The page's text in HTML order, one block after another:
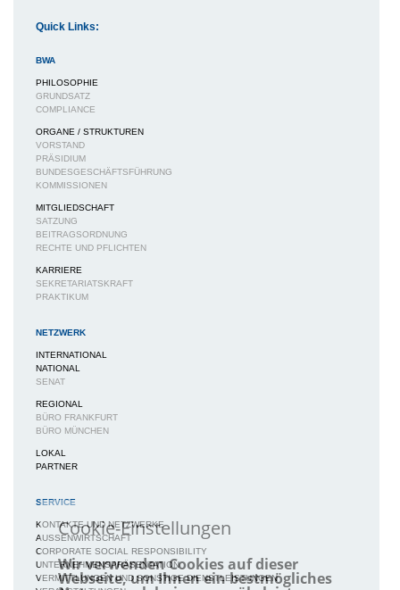
Quick Links:
BWA
PHILOSOPHIE
GRUNDSATZ
COMPLIANCE
ORGANE / STRUKTUREN
VORSTAND
PRÄSIDIUM
BUNDESGESCHÄFTSFÜHRUNG
KOMMISSIONEN
MITGLIEDSCHAFT
SATZUNG
BEITRAGSORDNUNG
RECHTE UND PFLICHTEN
KARRIERE
SEKRETARIATSKRAFT
PRAKTIKUM
NETZWERK
INTERNATIONAL
NATIONAL
SENAT
REGIONAL
BÜRO FRANKFURT
BÜRO MÜNCHEN
LOKAL
PARTNER
SERVICE
KONTAKTE UND NETZWERKE
AUSSENWIRTSCHAFT
CORPORATE SOCIAL RESPONSIBILITY
UNTERNEHMENSPRÄSENTATION
VERMITTLUNGEN UND SONSTIGE DIENSTLEISTUNGEN
Cookie-Einstellungen
Wir verwenden Cookies auf dieser
Webseite, um Ihnen ein bestmögliches